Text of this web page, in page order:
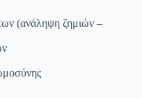
(ανάληψη ζημιών –